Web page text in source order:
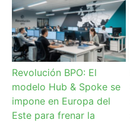
Revolución BPO: El
modelo Hub & Spoke se
impone en Europa del
Este para frenar la